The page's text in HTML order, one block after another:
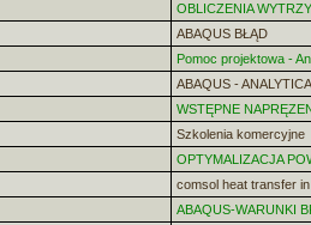
OBLICZENIA
ABAQUS BŁĄD
Pomoc projektowa -
ABAQUS -
WSTĘPNE
Szkolenia komercyjne
OPTYMALIZACJA
comsol heat transfer
ABAQUS-WARUNKI